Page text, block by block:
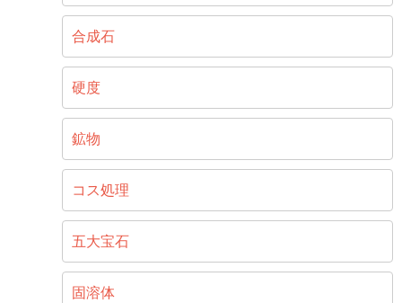
合成石
硬度
鉱物
コス処理
五大宝石
固溶体